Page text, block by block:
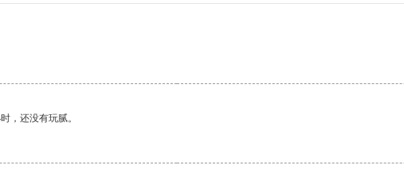
，还没有玩腻。